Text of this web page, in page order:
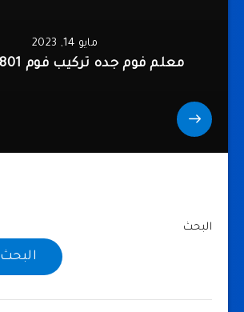
مايو 14, 2023
معلم فوم جده تركيب فوم 0566296801
البحث
البحث